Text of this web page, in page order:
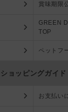
賞味期限
GREEN
TOP
ペットフ
ショッピングガイド
お支払い